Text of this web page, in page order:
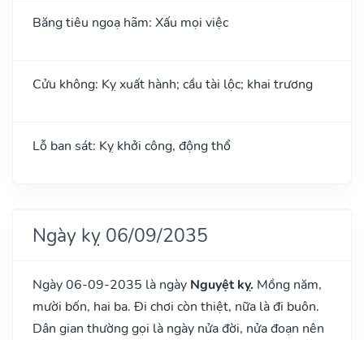
Băng tiêu ngoạ hãm: Xấu mọi việc
Cửu không: Kỵ xuất hành; cầu tài lộc; khai trương
Lỗ ban sát: Kỵ khởi công, động thổ
Ngày kỵ 06/09/2035
Ngày 06-09-2035 là ngày Nguyệt kỵ. Mồng năm,
mười bốn, hai ba. Đi chơi còn thiệt, nữa là đi buôn.
Dân gian thường gọi là ngày nửa đời, nửa đoạn nên